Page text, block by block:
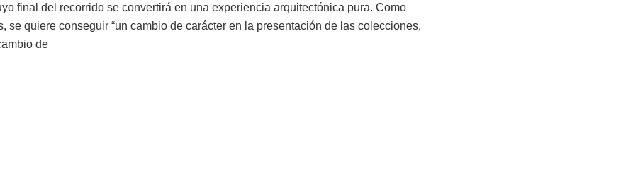
final del recorrido se convertirá en una experiencia arquitectónica pura. Como
se quiere conseguir “un cambio de carácter en la presentación de las colecciones,
de